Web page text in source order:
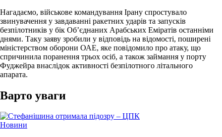
Нагадаємо, військове командування Ірану спростувало
звинувачення у завдаванні ракетних ударів та запусків
безпілотників у бік Об’єднаних Арабських Еміратів останніми
днями. Таку заяву зробили у відповідь на відомості, поширені
міністерством оборони ОАЕ, яке повідомило про атаку, що
спричинила поранення трьох осіб, а також займання у порту
Фуджейра внаслідок активності безпілотного літального
апарата.
Варто уваги
Опублікувати
Новини